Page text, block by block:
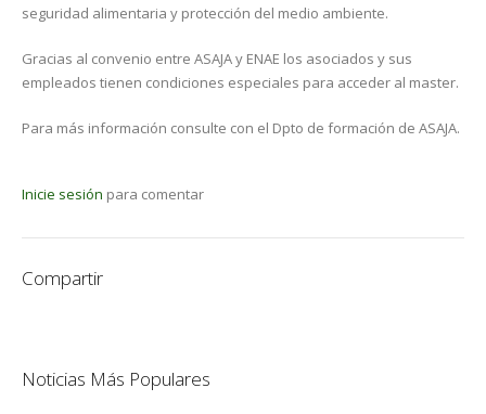
seguridad alimentaria y protección del medio ambiente.
Gracias al convenio entre ASAJA y ENAE los asociados y sus
empleados tienen condiciones especiales para acceder al master.
Para más información consulte con el Dpto de formación de ASAJA.
Inicie sesión para comentar
Compartir
Noticias Más Populares